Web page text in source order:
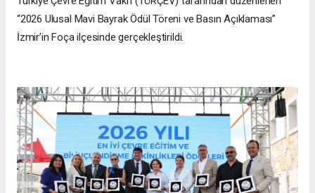
“2026 Ulusal Mavi Bayrak Ödül Töreni ve Basın Açıklaması”
İzmir’in Foça ilçesinde gerçekleştirildi.